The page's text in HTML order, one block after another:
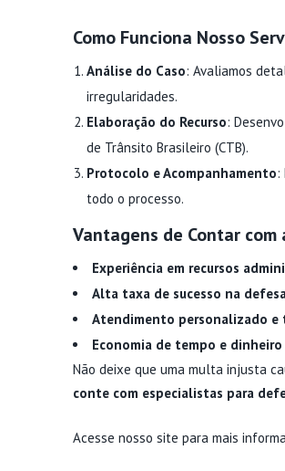
Como Funciona Nosso
Análise do Caso: Avaliamos
irregularidades.
Elaboração do Recurso:
de Trânsito Brasileiro (CTB).
Protocolo e Acompanhamento:
todo o processo.
Vantagens de Contar com
Experiência em recursos
Alta taxa de sucesso na
Atendimento personalizado e
Economia de tempo e dinheiro
Não deixe que uma multa injusta
conte com especialistas para
Acesse nosso site para mais